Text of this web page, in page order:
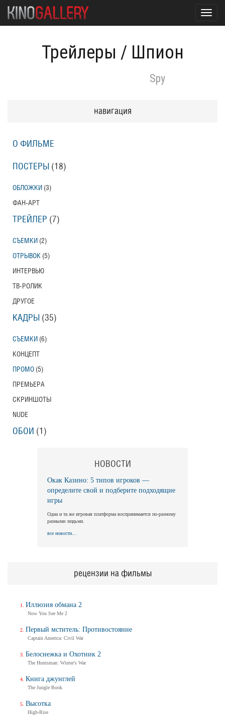
Трейлеры / Шпион
Spy
навигация
О ФИЛЬМЕ
ПОСТЕРЫ (18)
ОБЛОЖКИ (3)
ФАН-АРТ
ТРЕЙЛЕР (7)
СЪЕМКИ (2)
ОТРЫВОК (5)
ИНТЕРВЬЮ
ТВ-РОЛИК
ДРУГОЕ
КАДРЫ (35)
СЪЕМКИ (6)
КОНЦЕПТ
ПРОМО (5)
ПРЕМЬЕРА
СКРИНШОТЫ
NUDE
ОБОИ (1)
НОВОСТИ
Окак Казино: 5 типов игроков —
определите свой и подберите подходящие
игры
Одна и та же игровая платформа воспринимается по-разному
разными людьми.
все новости...
рецензии на фильмы
Иллюзия обмана 2
Now You See Me 2
Первый мститель: Противостояние
Captain America: Civil War
Белоснежка и Охотник 2
The Huntsman: Winter's War
Книга джунглей
The Jungle Book
Высотка
High-Rise